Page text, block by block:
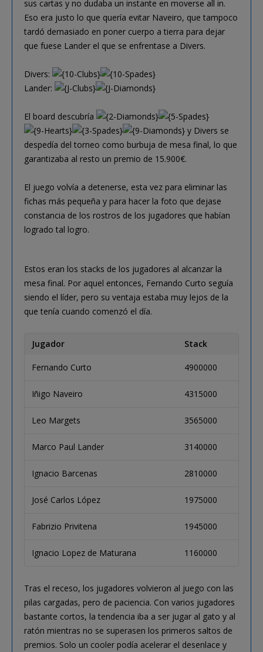
sus cartas y no dudaba un instante en moverse all in.
Eso era justo lo que quería evitar Naveiro, que tampoco
tardó demasiado en poner cuerpo a tierra para dejar
que fuese Lander el que se enfrentase a Divers.
Divers:
Lander:
El board descubría
y Divers se
despedía del torneo como burbuja de mesa final, lo que
garantizaba al resto un premio de 15.900€.
El juego volvía a detenerse, esta vez para eliminar las
fichas más pequeña y para hacer la foto que dejase
constancia de los rostros de los jugadores que habían
logrado tal logro.
Estos eran los stacks de los jugadores al alcanzar la
mesa final. Por aquel entonces, Fernando Curto seguía
siendo el líder, pero su ventaja estaba muy lejos de la
que tenía cuando comenzó el día.
Jugador Stack
Fernando Curto 4900000
Iñigo Naveiro 4315000
Leo Margets 3565000
Marco Paul Lander 3140000
Ignacio Barcenas 2810000
José Carlos López 1975000
Fabrizio Privitena 1945000
Ignacio Lopez de Maturana 1160000
Tras el receso, los jugadores volvieron al juego con las
pilas cargadas, pero de paciencia. Con varios jugadores
bastante cortos, la tendencia iba a ser jugar al gato y al
ratón mientras no se superasen los primeros saltos de
premios. Solo un cooler podía acelerar el desenlace y